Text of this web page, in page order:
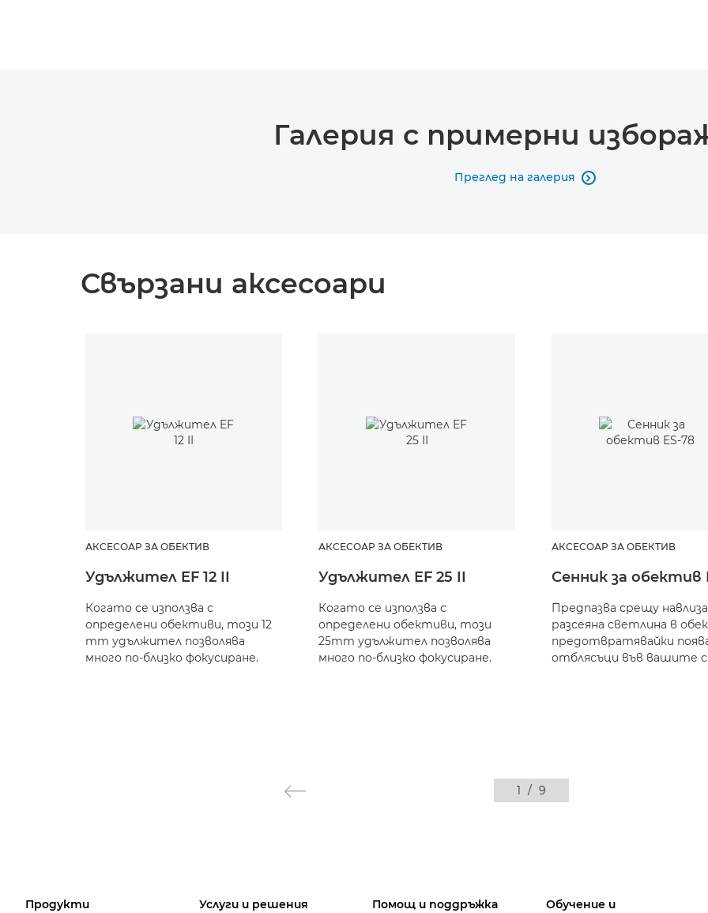
Галерия с примерни
Преглед на галерия 
Свързани аксесоари
АКСЕСОАР ЗА ОБЕКТИВ
Удължител EF 12 II
Когато се използва с
определени обективи, този 12
mm удължител позволява
много по-близко фокусиране.
АКСЕСОАР ЗА ОБЕКТИВ
Удължител EF 25 II
Когато се използва с
определени обективи, този
25mm удължител позволява
много по-близко фокусиране.
АКСЕСОАР ЗА ОБЕКТИВ
Сенник за обектив
Предпазва срещу
разсеяна светлина в
предотвратявайки
отблясъци във вашите
1 / 9
Продукти Услуги и решения Помощ и поддръжка Обучение и